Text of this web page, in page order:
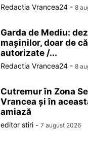
Redactia Vrancea24 - 8
Garda de Mediu:
mașinilor, doar de
autorizate /...
Redactia Vrancea24 - 8
Cutremur în Zona
Vrancea și în
amiază
editor stiri - 7 august 2026